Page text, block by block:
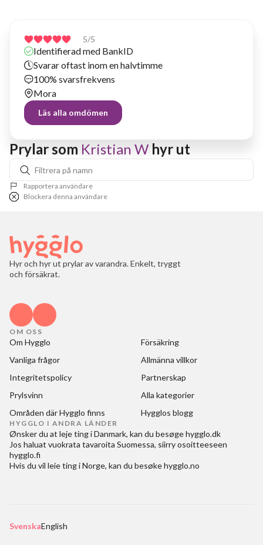
5/5
Identifierad med BankID
Svarar oftast inom en halvtimme
100% svarsfrekvens
Mora
Läs alla omdömen
Prylar som Kristian W hyr ut
Rapportera användare
Blockera denna användare
Hyr och hyr ut prylar av varandra. Enkelt, tryggt
och försäkrat.
OM OSS
Om Hygglo
Försäkring
Vanliga frågor
Allmänna villkor
Integritetspolicy
Partnerskap
Prylsvinn
Alla kategorier
Områden där Hygglo finns
Hygglos blogg
HYGGLO I ANDRA LÄNDER
Ønsker du at leje ting i Danmark, kan du besøgehygglo.dk
Jos haluat vuokrata tavaroita Suomessa, siirry osoitteeseen
hygglo.fi
Hvis du vil leie ting i Norge, kan du besøkehygglo.no
SvenskaEnglish